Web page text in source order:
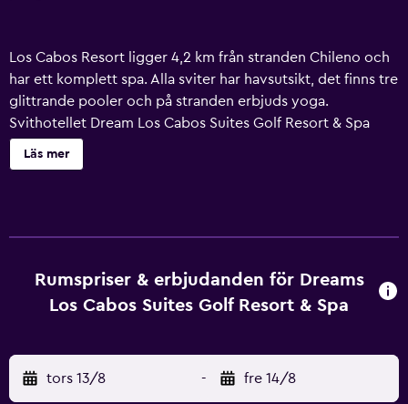
Los Cabos Resort ligger 4,2 km från stranden Chileno och
har ett komplett spa. Alla sviter har havsutsikt, det finns tre
glittrande pooler och på stranden erbjuds yoga.
Svithotellet Dream Los Cabos Suites Golf Resort & Spa
erbjuder sviter med egen terrass och utsikt över havet.
Varje svit har en välfylld minibar och dockningsstation för
rätter och bufféer. Det finns också rumsservice. Dream Los
Cabos Suites Resort & Spa erbjuder intensivkurser i tennis,
sköldpaddsevenemang där du kan vara med och hjälpa
den utrotningshotade gröna havssköldpaddan.
Läs mer
Rumspriser & erbjudanden för Dreams
Los Cabos Suites Golf Resort & Spa
tors 13/8 - fre 14/8